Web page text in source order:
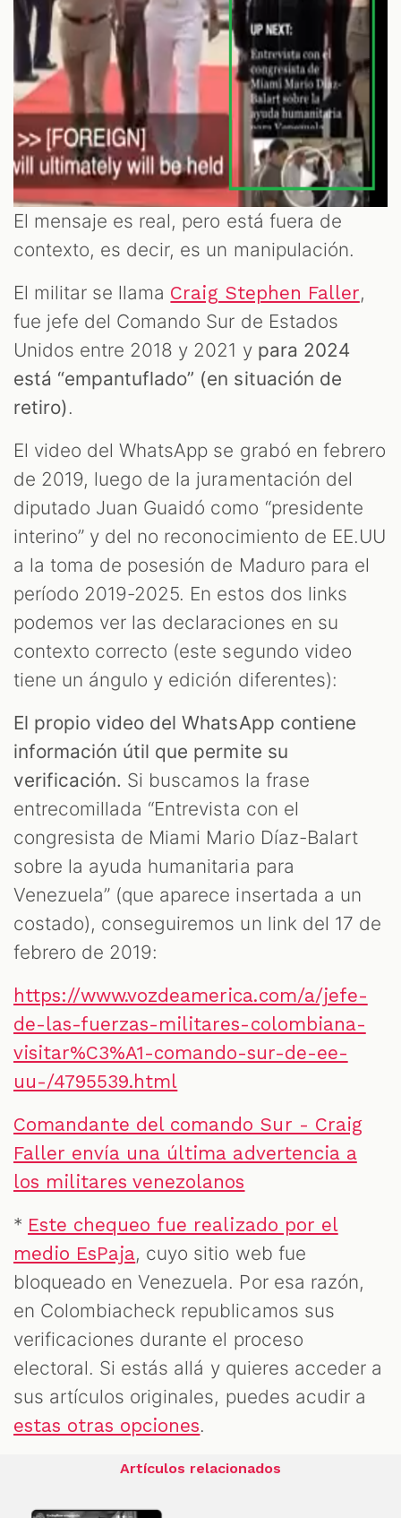
El mensaje es real, pero está fuera de
contexto, es decir, es un manipulación.
El militar se llama Craig Stephen Faller,
fue jefe del Comando Sur de Estados
Unidos entre 2018 y 2021 y para 2024
está “empantuflado” (en situación de
retiro).
El video del WhatsApp se grabó en febrero
de 2019, luego de la juramentación del
diputado Juan Guaidó como “presidente
interino” y del no reconocimiento de EE.UU
a la toma de posesión de Maduro para el
período 2019-2025. En estos dos links
podemos ver las declaraciones en su
contexto correcto (este segundo video
tiene un ángulo y edición diferentes):
El propio video del WhatsApp contiene
información útil que permite su
verificación. Si buscamos la frase
entrecomillada “Entrevista con el
congresista de Miami Mario Díaz-Balart
sobre la ayuda humanitaria para
Venezuela” (que aparece insertada a un
costado), conseguiremos un link del 17 de
febrero de 2019:
https://www.vozdeamerica.com/a/jefe-
de-las-fuerzas-militares-colombiana-
visitar%C3%A1-comando-sur-de-ee-
uu-/4795539.html
Comandante del comando Sur - Craig
Faller envía una última advertencia a
los militares venezolanos
* Este chequeo fue realizado por el
medio EsPaja, cuyo sitio web fue
bloqueado en Venezuela. Por esa razón,
en Colombiacheck republicamos sus
verificaciones durante el proceso
electoral. Si estás allá y quieres acceder a
sus artículos originales, puedes acudir a
estas otras opciones.
Artículos relacionados